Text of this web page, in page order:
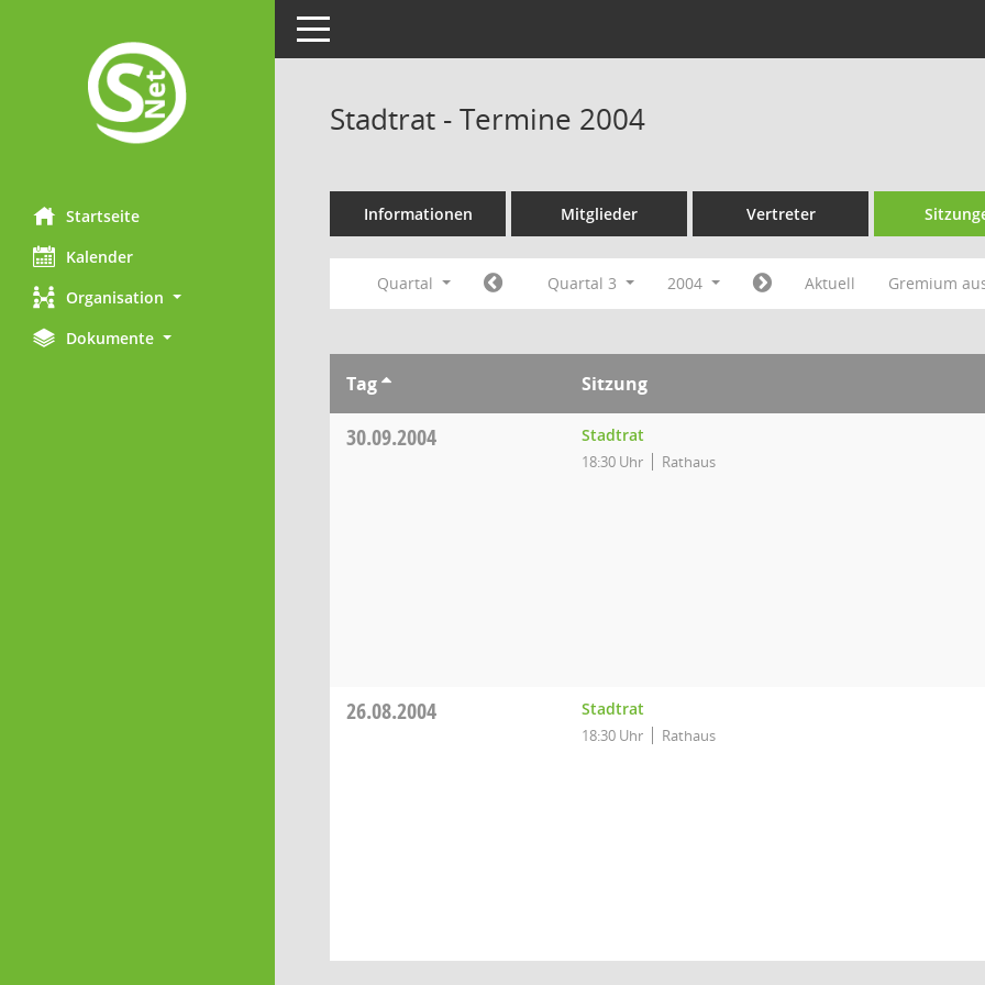
Startseite
Kalender
Organisation
Dokumente
Toggle navigation
Stadtrat - Termine 2004
Informationen Mitglieder Vertreter
Quartal Quartal 3 2004 Aktuell Gremium
Tag Sitzung
30.09.2004 Stadtrat
18:30 Uhr Rathaus
26.08.2004 Stadtrat
18:30 Uhr Rathaus